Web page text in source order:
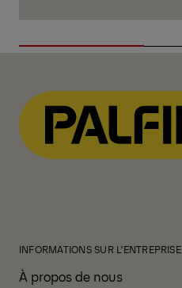
INFORMATIONS SUR L'ENTREPRISE
À propos de nous